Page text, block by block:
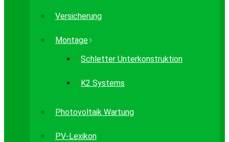
Versicherung
Montage
Schletter Unterkonstruktion
K2 Systems
Photovoltaik Wartung
PV-Lexikon